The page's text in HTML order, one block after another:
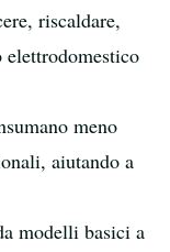
riscaldare,
meno
aiutando a
modelli basici a